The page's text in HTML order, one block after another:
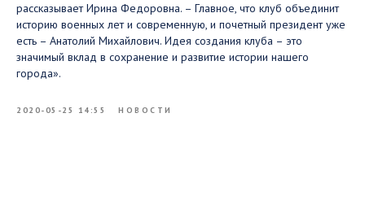
рассказывает Ирина Федоровна. – Главное, что клуб объединит
историю военных лет и современную, и почетный президент уже
есть – Анатолий Михайлович. Идея создания клуба – это
значимый вклад в сохранение и развитие истории нашего
города».
2020-05-25 14:55 НОВОСТИ